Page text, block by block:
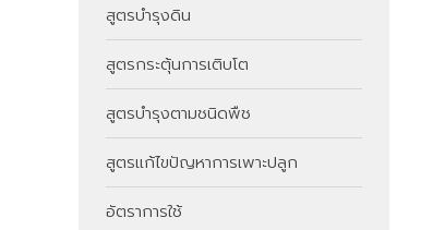
สูตรบำรุงดิน
สูตรกระตุ้นการเติบโต
สูตรบำรุงตามชนิดพืช
สูตรแก้ไขปัญหาการเพาะปลูก
อัตราการใช้